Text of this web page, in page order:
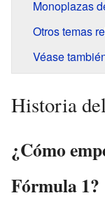
Monoplazas
Otros temas
Véase
Historia
¿Cómo
Fórmula 1?